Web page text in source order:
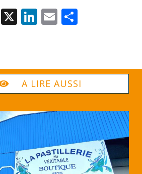
Facebook
X LinkedIn
Email
A LIRE AUSSI